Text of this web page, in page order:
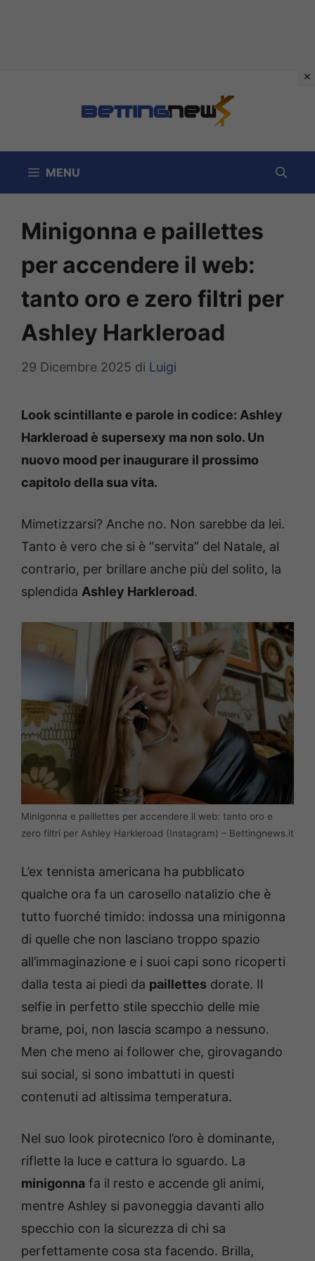
MENU
Minigonna e paillettes
per accendere il web:
tanto oro e zero filtri per
Ashley Harkleroad
29 Dicembre 2025 di Luigi
Look scintillante e parole in codice: Ashley
Harkleroad è supersexy ma non solo. Un
nuovo mood per inaugurare il prossimo
capitolo della sua vita.
Mimetizzarsi? Anche no. Non sarebbe da lei.
Tanto è vero che si è “servita” del Natale, al
contrario, per brillare anche più del solito, la
splendida Ashley Harkleroad.
Minigonna e paillettes per accendere il web: tanto oro e
zero filtri per Ashley Harkleroad (Instagram) – Bettingnews.it
L’ex tennista americana ha pubblicato
qualche ora fa un carosello natalizio che è
tutto fuorché timido: indossa una minigonna
di quelle che non lasciano troppo spazio
all’immaginazione e i suoi capi sono ricoperti
dalla testa ai piedi da paillettes dorate. Il
selfie in perfetto stile specchio delle mie
brame, poi, non lascia scampo a nessuno.
Men che meno ai follower che, girovagando
sui social, si sono imbattuti in questi
contenuti ad altissima temperatura.
Nel suo look pirotecnico l’oro è dominante,
riflette la luce e cattura lo sguardo. La
minigonna fa il resto e accende gli animi,
mentre Ashley si pavoneggia davanti allo
specchio con la sicurezza di chi sa
perfettamente cosa sta facendo. Brilla,